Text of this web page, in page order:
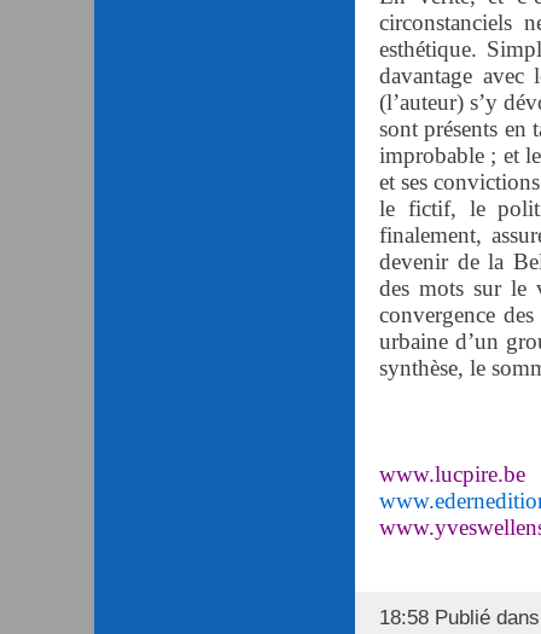
circonstanciels
esthétique.
davantage avec
(l’auteur) s’y
sont présents en
improbable ; et
et ses
le fictif, le
finalement,
devenir de la
des mots sur le
convergence
urbaine d’un
synthèse, le
www.lucpire.be
18:58 Publié